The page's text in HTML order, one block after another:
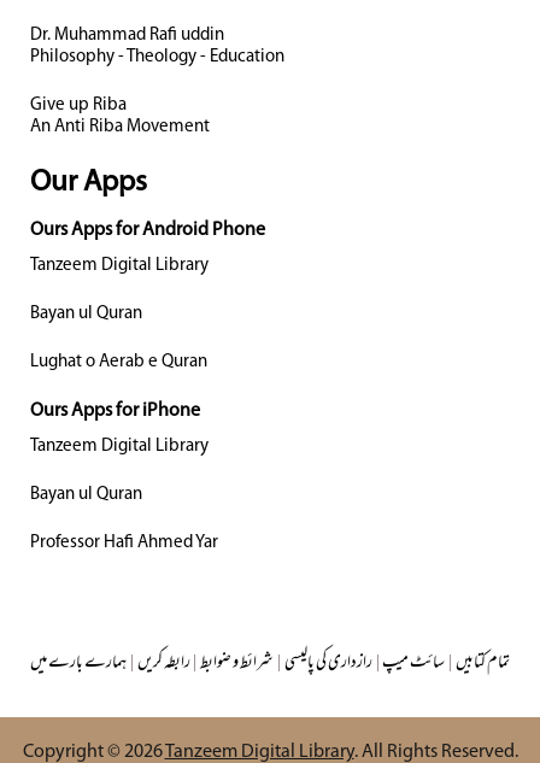
Dr. Muhammad Rafi uddin
Philosophy - Theology - Education
Give up Riba
An Anti Riba Movement
Our Apps
Ours Apps for Android Phone
Tanzeem Digital Library
Bayan ul Quran
Lughat o Aerab e Quran
Ours Apps for iPhone
Tanzeem Digital Library
Bayan ul Quran
Professor Hafi Ahmed Yar
ہمارے بارے میں|رابطہ کریں|شرائط و ضوابط|رازداری کی پالیسی|سائٹ میپ|تمام کتابیں
Copyright © 2026Tanzeem Digital Library. All Rights Reserved.